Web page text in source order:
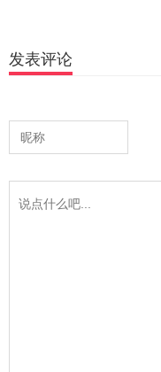
发表评论